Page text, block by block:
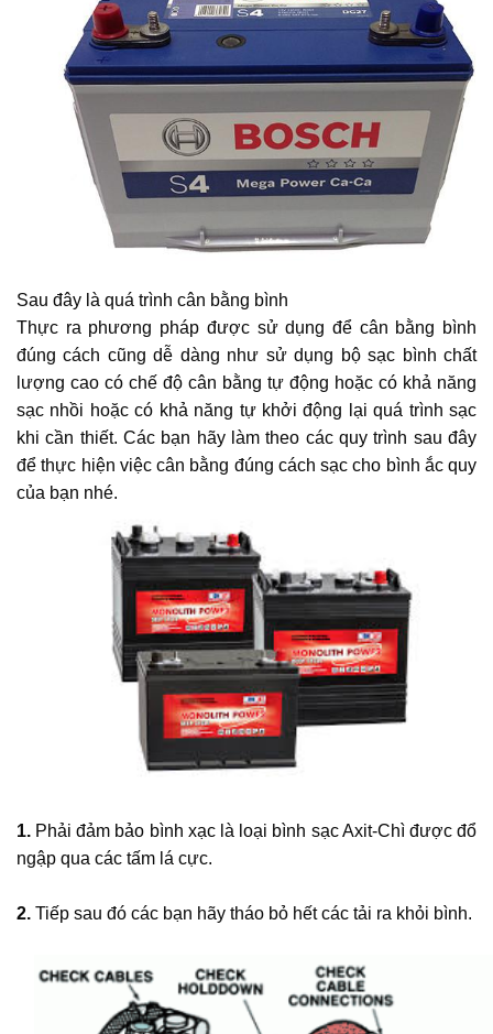
Sau đây là quá trình cân bằng bình
Thực ra phương pháp được sử dụng để cân bằng bình
đúng cách cũng dễ dàng như sử dụng bộ sạc bình chất
lượng cao có chế độ cân bằng tự động hoặc có khả năng
sạc nhồi hoặc có khả năng tự khởi động lại quá trình sạc
khi cần thiết. Các bạn hãy làm theo các quy trình sau đây
để thực hiện việc cân bằng đúng cách sạc cho bình ắc quy
của bạn nhé.
1. Phải đảm bảo bình xạc là loại bình sạc Axit-Chì được đổ
ngập qua các tấm lá cực.
2. Tiếp sau đó các bạn hãy tháo bỏ hết các tải ra khỏi bình.